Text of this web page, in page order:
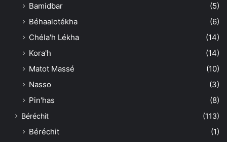
Bamidbar
(5)
Béhaalotékha
(6)
Chéla'h Lékha
(14)
Kora'h
(14)
Matot Massé
(10)
Nasso
(3)
Pin'has
(8)
Béréchit (113)
Béréchit
(1)